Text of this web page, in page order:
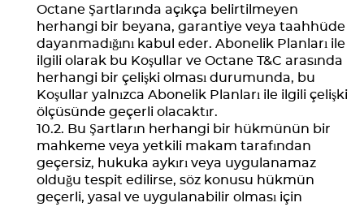
Octane Şartlarında açıkça belirtilmeyen
herhangi bir beyana, garantiye veya taahhüde
dayanmadığını kabul eder. Abonelik Planları ile
ilgili olarak bu Koşullar ve Octane T&C arasında
herhangi bir çelişki olması durumunda, bu
Koşullar yalnızca Abonelik Planları ile ilgili çelişki
ölçüsünde geçerli olacaktır.
Bu Şartların herhangi bir hükmünün bir
mahkeme veya yetkili makam tarafından
geçersiz, hukuka aykırı veya uygulanamaz
olduğu tespit edilirse, söz konusu hükmün
geçerli, yasal ve uygulanabilir olması için